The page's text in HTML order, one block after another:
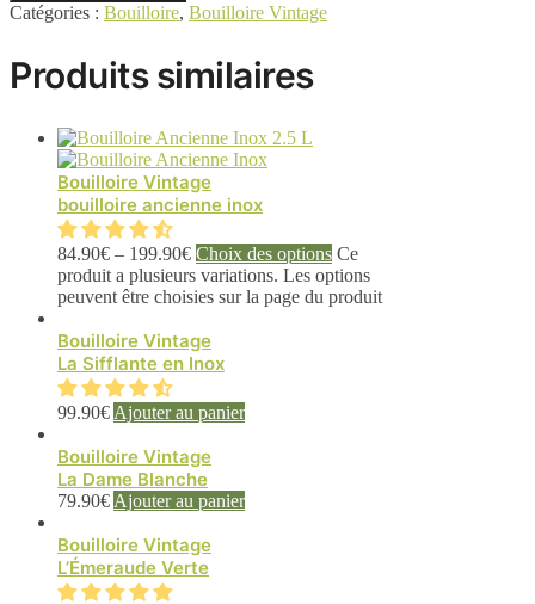
Catégories : Bouilloire, Bouilloire Vintage
Produits similaires
Bouilloire Vintage
bouilloire ancienne inox
84.90€ – 199.90€ Choix des options Ce
produit a plusieurs variations. Les options
peuvent être choisies sur la page du produit
Bouilloire Vintage
La Sifflante en Inox
99.90€ Ajouter au panier
Bouilloire Vintage
La Dame Blanche
79.90€ Ajouter au panier
Bouilloire Vintage
L’Émeraude Verte